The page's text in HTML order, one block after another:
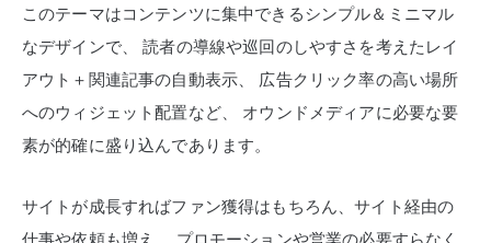
このテーマはコンテンツに集中できるシンプル＆ミニマル
なデザインで、
読者の導線や巡回のしやすさを考えたレイ
アウト＋関連記事の自動表示、
広告クリック率の高い場所
へのウィジェット配置など、
オウンドメディアに必要な要
素が的確に盛り込んであります。
サイトが成長すればファン獲得はもちろん、サイト経由の
仕事や依頼も増え、
プロモーションや営業の必要すらなく